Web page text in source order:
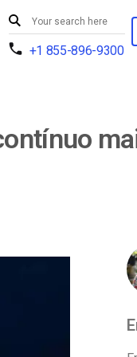
+1 855-896-9300